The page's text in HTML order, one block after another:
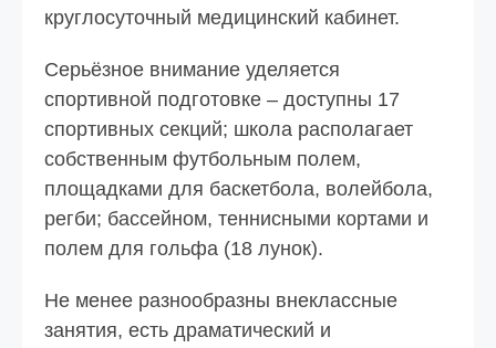
круглосуточный медицинский кабинет.
Серьёзное внимание уделяется
спортивной подготовке – доступны 17
спортивных секций; школа располагает
собственным футбольным полем,
площадками для баскетбола, волейбола,
регби; бассейном, теннисными кортами и
полем для гольфа (18 лунок).
Не менее разнообразны внеклассные
занятия, есть драматический и